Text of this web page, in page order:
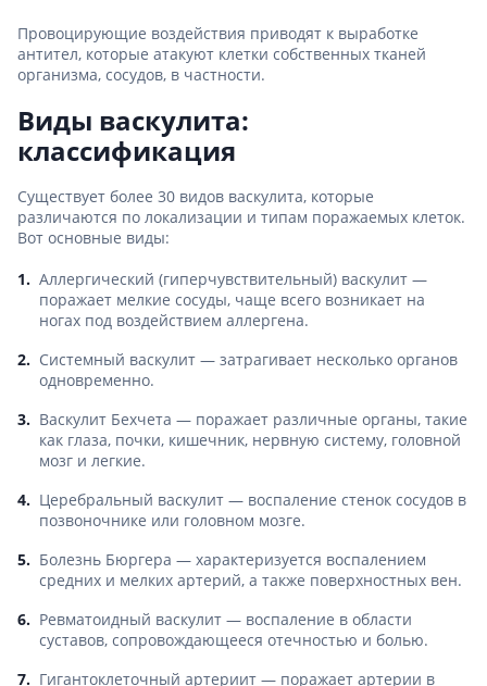
Провоцирующие воздействия приводят к выработке
антител, которые атакуют клетки собственных тканей
организма, сосудов, в частности.
Виды васкулита:
классификация
Существует более 30 видов васкулита, которые
различаются по локализации и типам поражаемых клеток.
Вот основные виды:
Аллергический (гиперчувствительный) васкулит —
поражает мелкие сосуды, чаще всего возникает на
ногах под воздействием аллергена.
Системный васкулит — затрагивает несколько органов
одновременно.
Васкулит Бехчета — поражает различные органы, такие
как глаза, почки, кишечник, нервную систему, головной
мозг и легкие.
Церебральный васкулит — воспаление стенок сосудов в
позвоночнике или головном мозге.
Болезнь Бюргера — характеризуется воспалением
средних и мелких артерий, а также поверхностных вен.
Ревматоидный васкулит — воспаление в области
суставов, сопровождающееся отечностью и болью.
Гигантоклеточный артериит — поражает артерии в